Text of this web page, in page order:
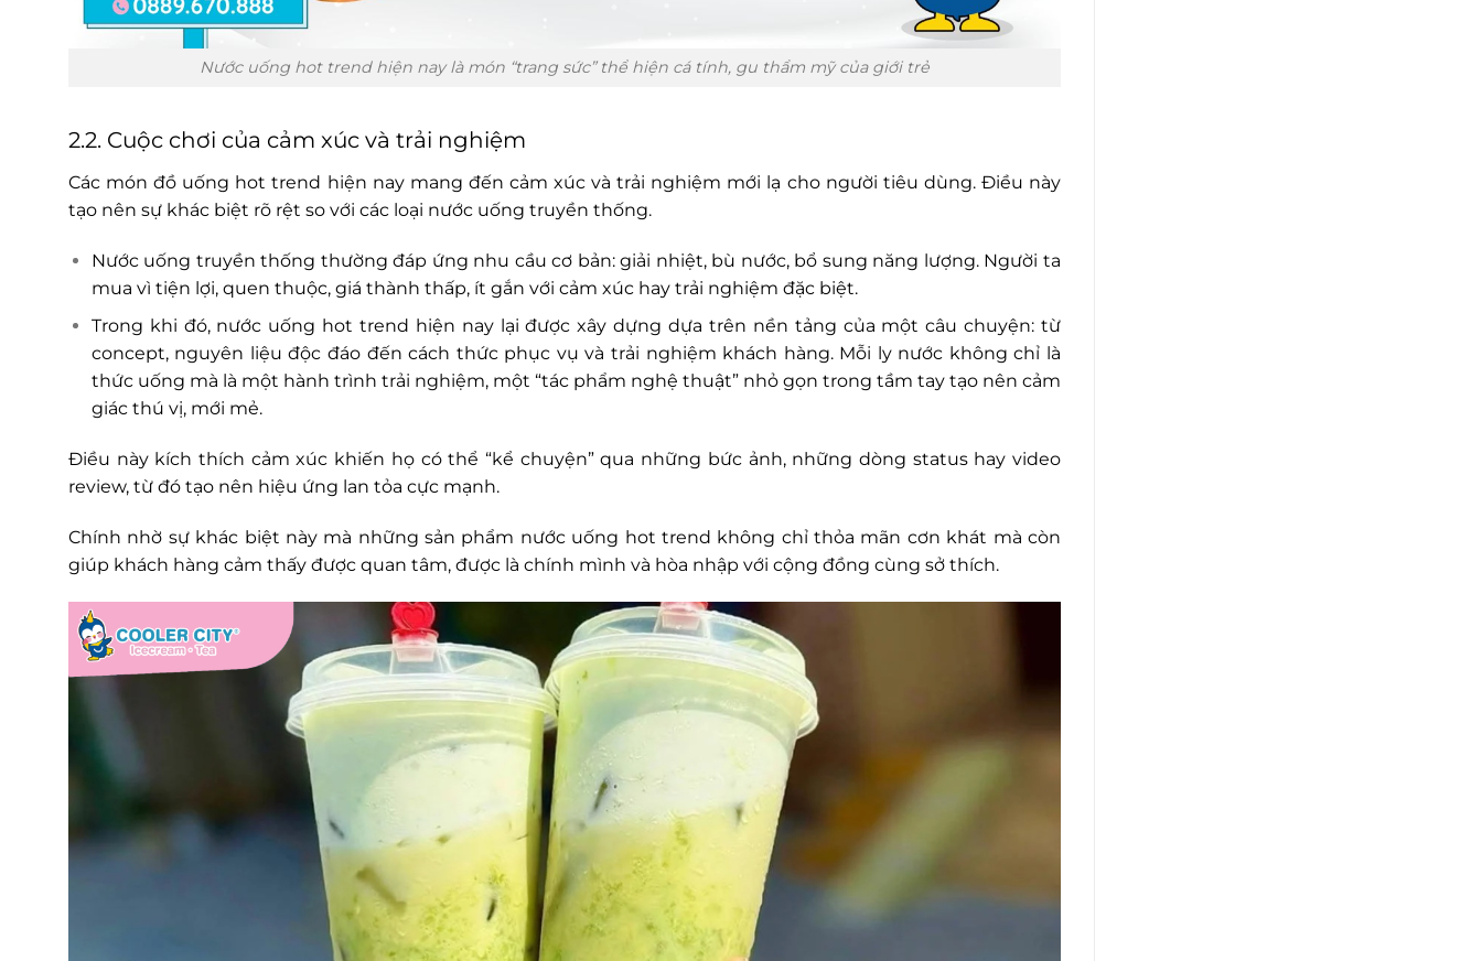
Nước uống hot trend hiện nay là món “trang sức” thể hiện cá tính, gu thẩm mỹ của giới trẻ
2.2. Cuộc chơi của cảm xúc và trải nghiệm
Các món đồ uống hot trend hiện nay mang đến cảm xúc và trải nghiệm mới lạ cho người tiêu dùng. Điều này
tạo nên sự khác biệt rõ rệt so với các loại nước uống truyền thống.
Nước uống truyền thống thường đáp ứng nhu cầu cơ bản: giải nhiệt, bù nước, bổ sung năng lượng. Người ta
mua vì tiện lợi, quen thuộc, giá thành thấp, ít gắn với cảm xúc hay trải nghiệm đặc biệt.
Trong khi đó, nước uống hot trend hiện nay lại được xây dựng dựa trên nền tảng của một câu chuyện: từ
concept, nguyên liệu độc đáo đến cách thức phục vụ và trải nghiệm khách hàng. Mỗi ly nước không chỉ là
thức uống mà là một hành trình trải nghiệm, một “tác phẩm nghệ thuật” nhỏ gọn trong tầm tay tạo nên cảm
giác thú vị, mới mẻ.
Điều này kích thích cảm xúc khiến họ có thể “kể chuyện” qua những bức ảnh, những dòng status hay video
review, từ đó tạo nên hiệu ứng lan tỏa cực mạnh.
Chính nhờ sự khác biệt này mà những sản phẩm nước uống hot trend không chỉ thỏa mãn cơn khát mà còn
giúp khách hàng cảm thấy được quan tâm, được là chính mình và hòa nhập với cộng đồng cùng sở thích.